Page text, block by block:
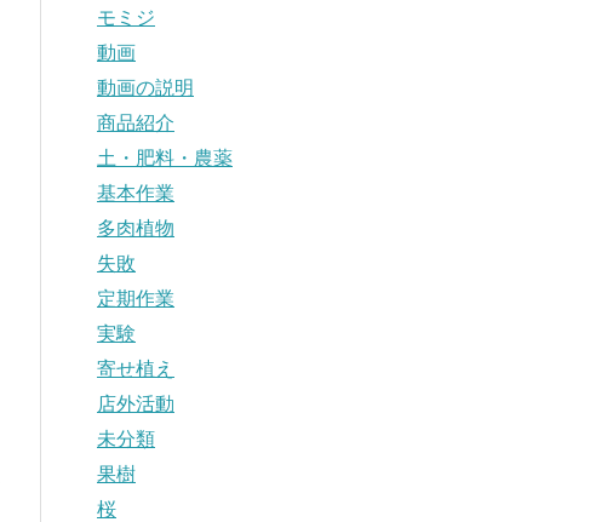
モミジ
動画
動画の説明
商品紹介
土・肥料・農薬
基本作業
多肉植物
失敗
定期作業
実験
寄せ植え
店外活動
未分類
果樹
桜